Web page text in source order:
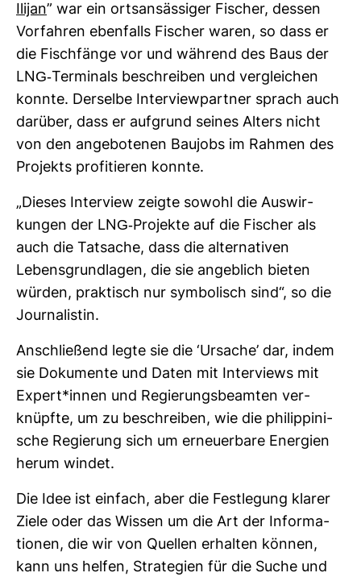
Ilijan” war ein orts­an­säs­siger Fischer, dessen
Vor­fahren eben­falls Fischer waren, so dass er
die Fisch­fänge vor und wäh­rend des Baus der
LNG-​Ter­mi­nals beschreiben und ver­glei­chen
konnte. Der­selbe Inter­view­partner sprach auch
dar­über, dass er auf­grund seines Alters nicht
von den ange­bo­tenen Bau­jobs im Rahmen des
Pro­jekts pro­fi­tieren konnte.
„Dieses Inter­view zeigte sowohl die Aus­wir­
kungen der LNG-​Pro­jekte auf die Fischer als
auch die Tat­sache, dass die alter­na­tiven
Lebens­grund­lagen, die sie angeb­lich bieten
würden, prak­tisch nur sym­bo­lisch sind“, so die
Jour­na­listin.
Anschlie­ßend legte sie die ‘Ursache’ dar, indem
sie Doku­mente und Daten mit Inter­views mit
Expert*innen und Regie­rungs­be­amten ver­
knüpfte, um zu beschreiben, wie die phil­ip­pi­ni­
sche Regie­rung sich um erneu­er­bare Ener­gien
herum windet.
Die Idee ist ein­fach, aber die Fest­le­gung klarer
Ziele oder das Wissen um die Art der Infor­ma­
tionen, die wir von Quellen erhalten können,
kann uns helfen, Stra­te­gien für die Suche und